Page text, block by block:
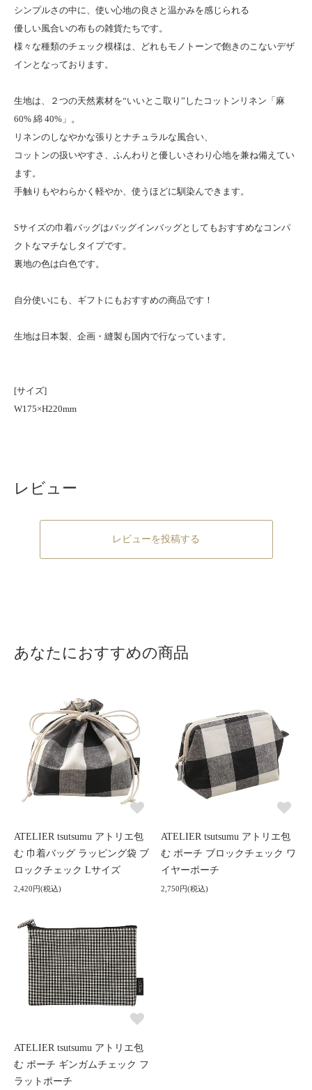
シンプルさの中に、使い心地の良さと温かみを感じられる
優しい風合いの布もの雑貨たちです。
様々な種類のチェック模様は、どれもモノトーンで飽きのこないデザ
インとなっております。
生地は、２つの天然素材を“いいとこ取り”したコットンリネン「麻
60% 綿 40%」。
リネンのしなやかな張りとナチュラルな風合い、
コットンの扱いやすさ、ふんわりと優しいさわり心地を兼ね備えてい
ます。
手触りもやわらかく軽やか、使うほどに馴染んできます。
Sサイズの巾着バッグはバッグインバッグとしてもおすすめなコンパ
クトなマチなしタイプです。
裏地の色は白色です。
自分使いにも、ギフトにもおすすめの商品です！
生地は日本製、企画・縫製も国内で行なっています。
[サイズ]
W175×H220mm
レビュー
レビューを投稿する
あなたにおすすめの商品
ATELIER tsutsumu アトリエ包
む 巾着バッグ ラッピング袋 ブ
ロックチェック Lサイズ
2,420円(税込)
ATELIER tsutsumu アトリエ包
む ポーチ ブロックチェック ワ
イヤーポーチ
2,750円(税込)
ATELIER tsutsumu アトリエ包
む ポーチ ギンガムチェック フ
ラットポーチ